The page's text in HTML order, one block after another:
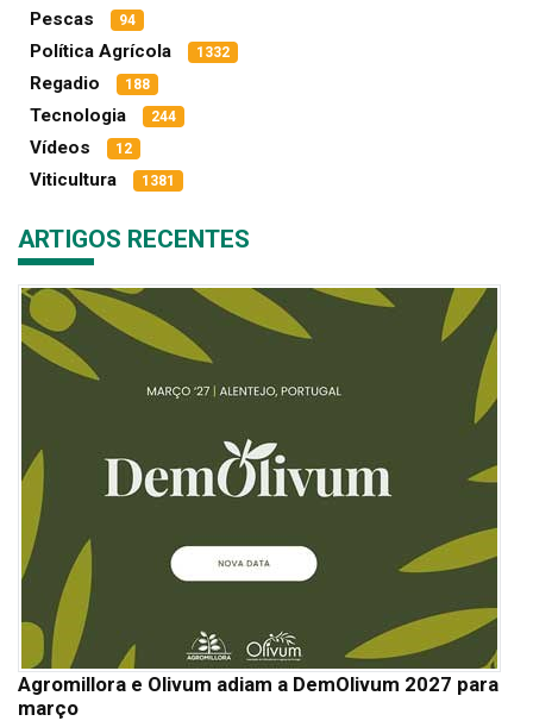
Pescas 94
Política Agrícola 1332
Regadio 188
Tecnologia 244
Vídeos 12
Viticultura 1381
ARTIGOS RECENTES
Agromillora e Olivum adiam a DemOlivum 2027 para
março